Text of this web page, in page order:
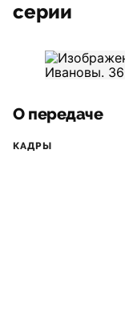
серии
О передаче
КАДРЫ